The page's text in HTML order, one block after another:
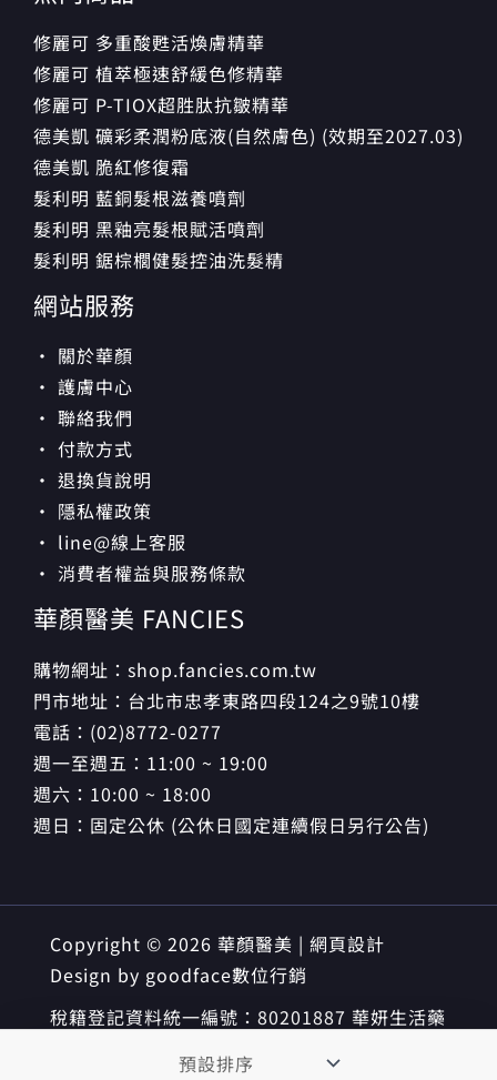
修麗可 多重酸甦活煥膚精華
修麗可 植萃極速舒緩色修精華
修麗可 P-TIOX超胜肽抗皺精華
德美凱 礦彩柔潤粉底液(自然膚色) (效期至2027.03)
德美凱 脆紅修復霜
髮利明 藍銅髮根滋養噴劑
髮利明 黑釉亮髮根賦活噴劑
髮利明 鋸棕櫚健髮控油洗髮精
網站服務
· 關於華顏
· 護膚中心
· 聯絡我們
· 付款方式
· 退換貨說明
· 隱私權政策
· line@線上客服
· 消費者權益與服務條款
華顏醫美 FANCIES
購物網址：shop.fancies.com.tw
門市地址：台北市忠孝東路四段124之9號10樓
電話：(02)8772-0277
週一至週五：11:00 ~ 19:00
週六：10:00 ~ 18:00
週日：固定公休 (公休日國定連續假日另行公告)
Copyright © 2026 華顏醫美 | 網頁設計
Design by goodface數位行銷
稅籍登記資料統一編號：80201887 華妍生活藥